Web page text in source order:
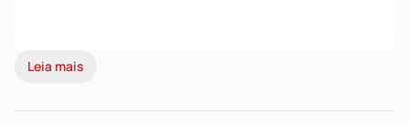
Leia mais